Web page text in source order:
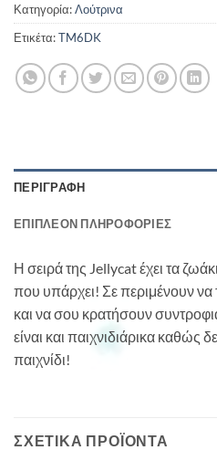
Κατηγορία:Λούτρινα
Ετικέτα:TM6DK
ΠΕΡΙΓΡΑΦΉ
ΕΠΙΠΛΈΟΝ ΠΛΗΡΟΦΟΡΊΕΣ
Η σειρά της Jellycat έχει τα
που υπάρχει! Σε περιμένουν να
και να σου κρατήσουν
είναι και παιχνιδιάρικα καθώς
παιχνίδι!
ΣΧΕΤΙΚΆ ΠΡΟΪΌΝΤΑ